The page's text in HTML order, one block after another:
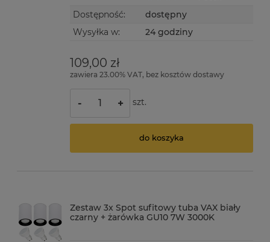
Dostępność:
dostępny
Wysyłka w:
24 godziny
109,00 zł
zawiera 23.00% VAT, bez kosztów dostawy
- + szt.
do koszyka
Zestaw 3x Spot sufitowy tuba VAX biały
czarny + żarówka GU10 7W 3000K